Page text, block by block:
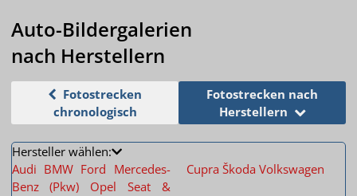
Auto-Bildergalerien
nach Herstellern
Fotostrecken
chronologisch
Fotostrecken nach
Herstellern
Hersteller wählen:
Audi BMW Ford Mercedes-
Benz (Pkw)
Opel Seat &
Cupra Škoda Volkswagen